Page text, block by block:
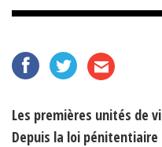
Les premières unités de
Depuis la loi